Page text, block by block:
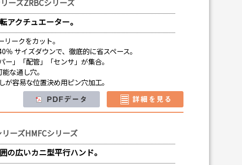
ーズZRBCシリーズ
アクチュエーター。
ークをカット。
サイズダウンで、徹底的に省スペース。
」「配管」「センサ」が集合。
な通し穴。
容易な位置決め用ピン穴加工。
ーズHMFCシリーズ
の広いカニ型平行ハンド。